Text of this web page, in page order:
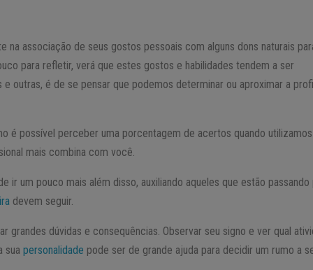
na associação de seus gostos pessoais com alguns dons naturais
para refletir, verá que estes gostos e habilidades tendem a ser
outras, é de se pensar que podemos determinar ou aproximar a
é possível perceber uma porcentagem de acertos quando
mais combina com você.
ir um pouco mais além disso, auxiliando aqueles que estão passando
devem seguir.
grandes dúvidas e consequências. Observar seu signo e ver qual
suapersonalidade pode ser de grande ajuda para decidir um rumo a